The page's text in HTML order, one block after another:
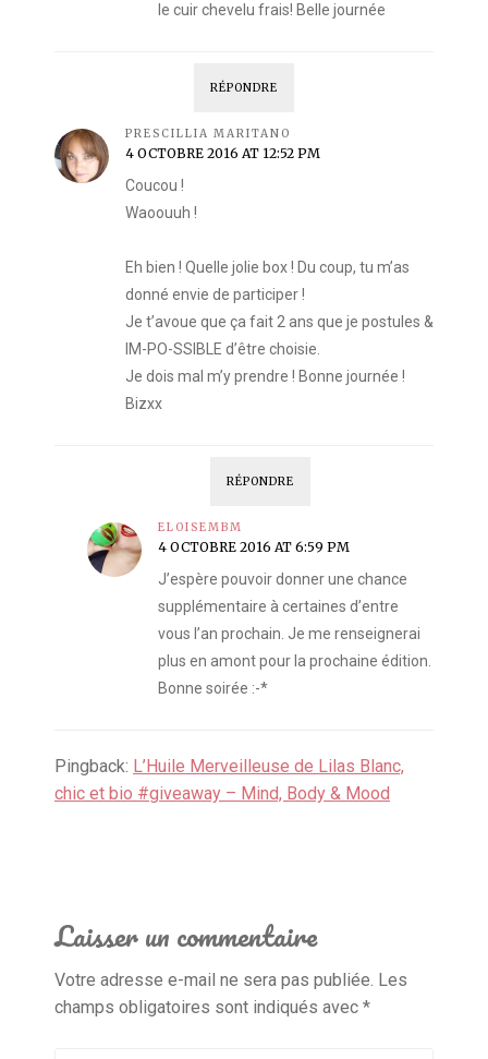
le cuir chevelu frais! Belle journée
RÉPONDRE
PRESCILLIA MARITANO
4 OCTOBRE 2016 AT 12:52 PM
Coucou !
Waoouuh !
Eh bien ! Quelle jolie box ! Du coup, tu m’as
donné envie de participer !
Je t’avoue que ça fait 2 ans que je postules &
IM-PO-SSIBLE d’être choisie.
Je dois mal m’y prendre ! Bonne journée !
Bizxx
RÉPONDRE
ELOISEMBM
4 OCTOBRE 2016 AT 6:59 PM
J’espère pouvoir donner une chance
supplémentaire à certaines d’entre
vous l’an prochain. Je me renseignerai
plus en amont pour la prochaine édition.
Bonne soirée :-*
Pingback: L’Huile Merveilleuse de Lilas Blanc,
chic et bio #giveaway – Mind, Body & Mood
Laisser un commentaire
Votre adresse e-mail ne sera pas publiée. Les
champs obligatoires sont indiqués avec *